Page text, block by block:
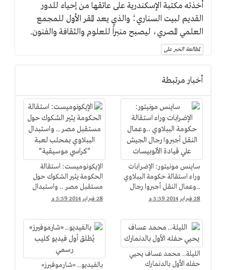
أخذته مكتبة الإسكندرية على عاتقها من إحياء للدور
القديم لبيت السناري؛ والذي يعد المقر الأول للمجمع
العلمي المصري، ليصبح منبراً للعلوم والثقافة والفنون.
لمطالعة الخبر على
أخبار مرتبطة
ساينس مونيتور: الإضرابات
وراء استقالة حكومة الببلاوي
..وعمال النقل أجبروا رجال
الجيش علي قيادة
28 فبراير 2014 5:59 م
الإيكونوميست: استقالة
الحكومة يثير الشكوك حول
مستقبل مصر .. واستبدال
الببلاوي بمحلب لعبة
28 فبراير 2014 5:59 م
الليلة.. محمد عساف يحيي
حفله الأول بالدنمارك
بالفيديو.. «شارموفيرز»